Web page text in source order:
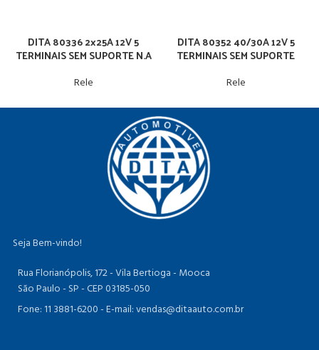
DITA 80336 2x25A 12V 5
TERMINAIS SEM SUPORTE N.A
Rele
DITA 80352 40/30A 12V 5
TERMINAIS SEM SUPORTE
Rele
Seja Bem-vindo!
Rua Florianópolis, 172 - Vila Bertioga - Mooca
São Paulo - SP - CEP 03185-050
Fone: 11 3881-6200 -E-mail: vendas@ditaauto.com.br